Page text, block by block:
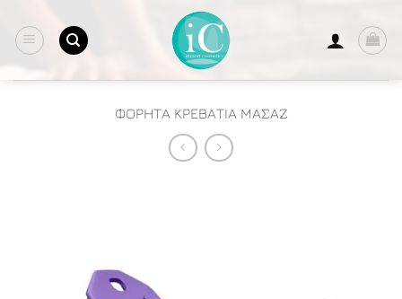
στο
περιεχόμενο
ΦΟΡΗΤΑ ΚΡΕΒΑΤΙΑ ΜΑΣΑΖ